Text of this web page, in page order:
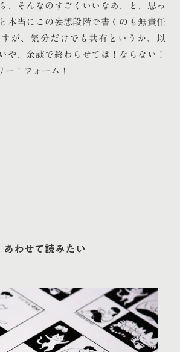
、そんなのすごくいいなあ、と、思っ
本当にこの妄想段階で書くのも無責任
が、気分だけでも共有というか、以
や、余談で終わらせては！ならない！
ー！フォーム！
あわせて読みたい